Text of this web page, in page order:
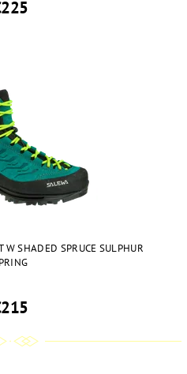
W SHADED SPRUCE SULPHUR